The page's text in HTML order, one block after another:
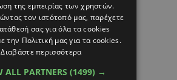
της εμπειρίας των χρηστών.
τον ιστότοπό μας, παρέχετε
σας για όλα τα cookies
την Πολιτική μας για τα cookies.
Διαβάστε περισσότερα
ALL PARTNERS (1499) →